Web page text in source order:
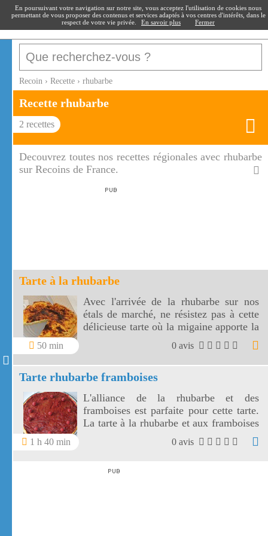
recoin.fr
Recoin › Recette › rhubarbe
Recette rhubarbe
2 recettes
Decouvrez toutes nos recettes régionales avec rhubarbe
sur Recoins de France.
Tarte à la rhubarbe
50 min
Avec l'arrivée de la rhubarbe sur nos
étals de marché, ne résistez pas à cette
délicieuse tarte où la migaine apporte la
douceur à l'acidité de la rhubarbe!
0 avis
Tarte rhubarbe framboises
1 h 40 min
L'alliance de la rhubarbe et des
framboises est parfaite pour cette tarte.
La tarte à la rhubarbe et aux framboises
0 avis
En poursuivant votre navigation sur notre site, vous acceptez l'utilisation de cookies nous
permettant de vous proposer des contenus et services adaptés à vos centres d'intérêts, dans le
respect de votre vie privée.
En savoir plus Fermer